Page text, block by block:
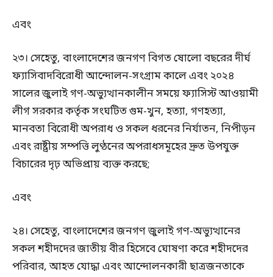
এবং
২৩। সেহেতু, বাংলাদেশের জনগণ বিগত ষোলো বছরের দীর্ঘ
ফ্যাসিবাদবিরোধী আন্দোলন-সংগ্রাম কালে এবং ২০২৪
সালের জুলাই গণ-অভ্যুত্থানকালীন সময়ে ফ্যাসিস্ট আওয়ামী
লীগ সরকার কর্তৃক সংঘটিত গুম-খুন, হত্যা, গণহত্যা,
মানবতা বিরোধী অপরাধ ও সকল ধরনের নির্যাতন, নিপীড়ন
এবং রাষ্ট্রীয় সম্পত্তি লুণ্ঠনের অপরাধসমূহের দ্রুত উপযুক্ত
বিচারের দৃঢ় অভিপ্রায় ব্যক্ত করছে;
এবং
২৪। সেহেতু, বাংলাদেশের জনগণ জুলাই গণ-অভ্যুত্থানের
সকল শহীদদের জাতীয় বীর হিসেবে ঘোষণা করে শহীদদের
পরিবার, আহত যোদ্ধা এবং আন্দোলনকারী ছাত্রজনতাকে